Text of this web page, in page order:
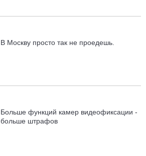
В Москву просто так не проедешь.
Больше функций камер видеофиксации -
больше штрафов